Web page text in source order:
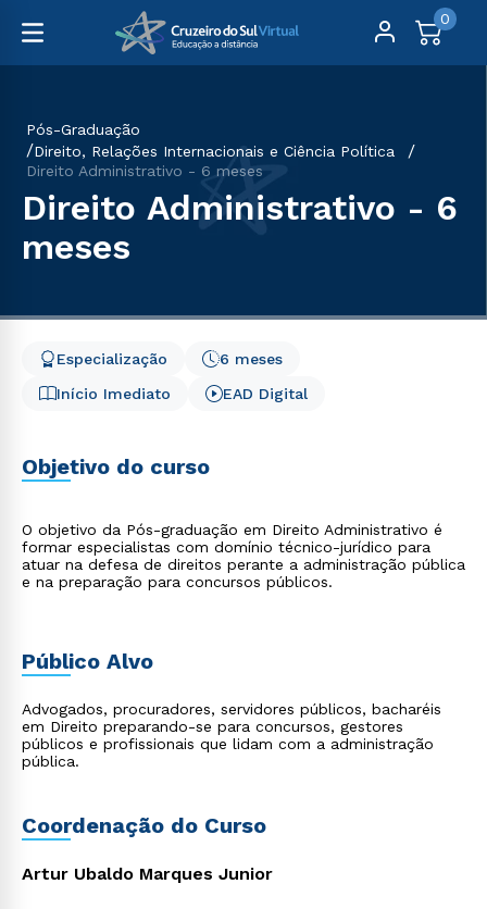
0
Pós-Graduação
Direito, Relações Internacionais e Ciência Política
Direito Administrativo - 6 meses
Direito Administrativo - 6
meses
Início Imediato
6 meses
Especialização
EAD Digital
Objetivo do curso
O objetivo da Pós-graduação em Direito Administrativo é
formar especialistas com domínio técnico-jurídico para
atuar na defesa de direitos perante a administração pública
e na preparação para concursos públicos.
Público Alvo
Advogados, procuradores, servidores públicos, bacharéis
em Direito preparando-se para concursos, gestores
públicos e profissionais que lidam com a administração
pública.
Coordenação do Curso
Artur Ubaldo Marques Junior